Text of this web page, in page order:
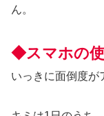
ん。
◆スマホの
いっきに面倒度が